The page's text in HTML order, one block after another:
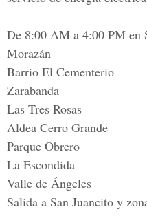
De 8:00 AM a 4:00 PM en
Morazán
Barrio El Cementerio
Zarabanda
Las Tres Rosas
Aldea Cerro Grande
Parque Obrero
La Escondida
Valle de Ángeles
Salida a San Juancito y